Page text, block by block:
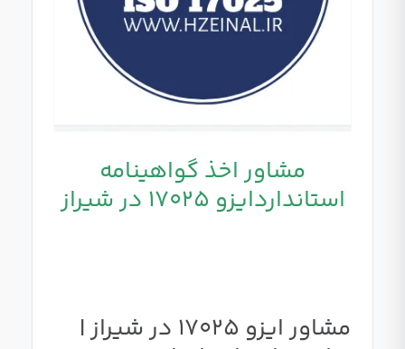
مشاور اخذ گواهینامه
استانداردایزو 17025 در شیراز
مشاور ایزو 17025 در شیراز |